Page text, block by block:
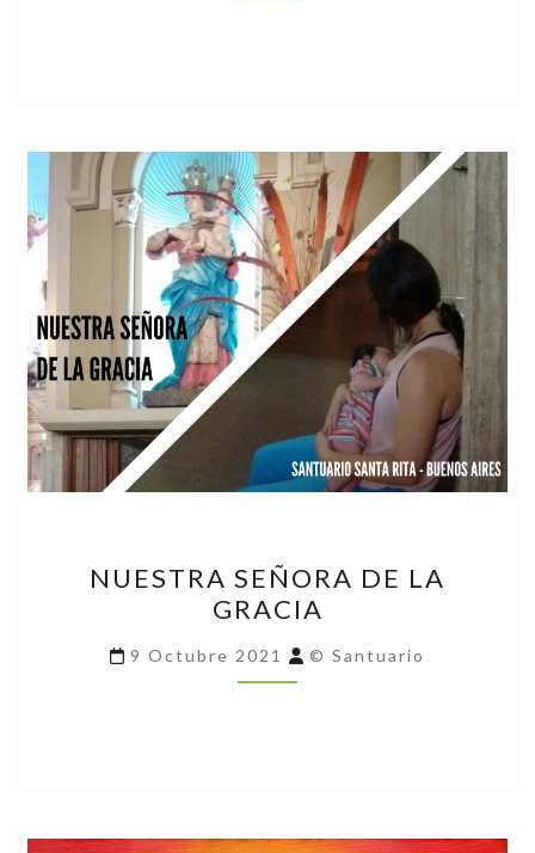
SEÑORA
DE
LA
GRACIA
NUESTRA SEÑORA DE LA
GRACIA
9 Octubre 2021 © Santuario